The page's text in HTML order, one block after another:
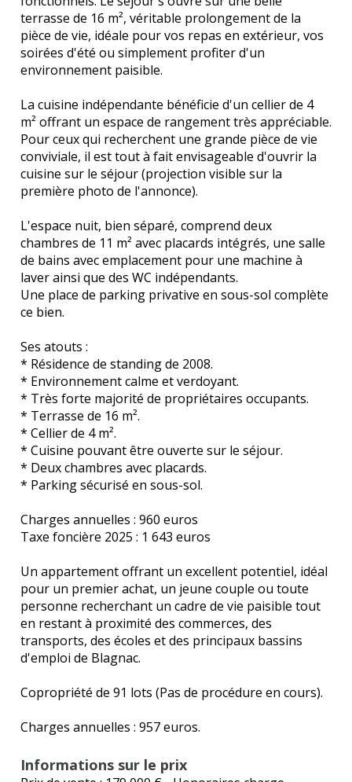
terrasse de 16 m², véritable prolongement de la
pièce de vie, idéale pour vos repas en extérieur, vos
soirées d'été ou simplement profiter d'un
environnement paisible.
La cuisine indépendante bénéficie d'un cellier de 4
m² offrant un espace de rangement très appréciable.
Pour ceux qui recherchent une grande pièce de vie
conviviale, il est tout à fait envisageable d'ouvrir la
cuisine sur le séjour (projection visible sur la
première photo de l'annonce).
L'espace nuit, bien séparé, comprend deux
chambres de 11 m² avec placards intégrés, une salle
de bains avec emplacement pour une machine à
laver ainsi que des WC indépendants.
Une place de parking privative en sous-sol complète
ce bien.
Ses atouts :
* Résidence de standing de 2008.
* Environnement calme et verdoyant.
* Très forte majorité de propriétaires occupants.
* Terrasse de 16 m².
* Cellier de 4 m².
* Cuisine pouvant être ouverte sur le séjour.
* Deux chambres avec placards.
* Parking sécurisé en sous-sol.
Charges annuelles : 960 euros
Taxe foncière 2025 : 1 643 euros
Un appartement offrant un excellent potentiel, idéal
pour un premier achat, un jeune couple ou toute
personne recherchant un cadre de vie paisible tout
en restant à proximité des commerces, des
transports, des écoles et des principaux bassins
d'emploi de Blagnac.
Copropriété de 91 lots (Pas de procédure en cours).
Charges annuelles : 957 euros.
Informations sur le prix